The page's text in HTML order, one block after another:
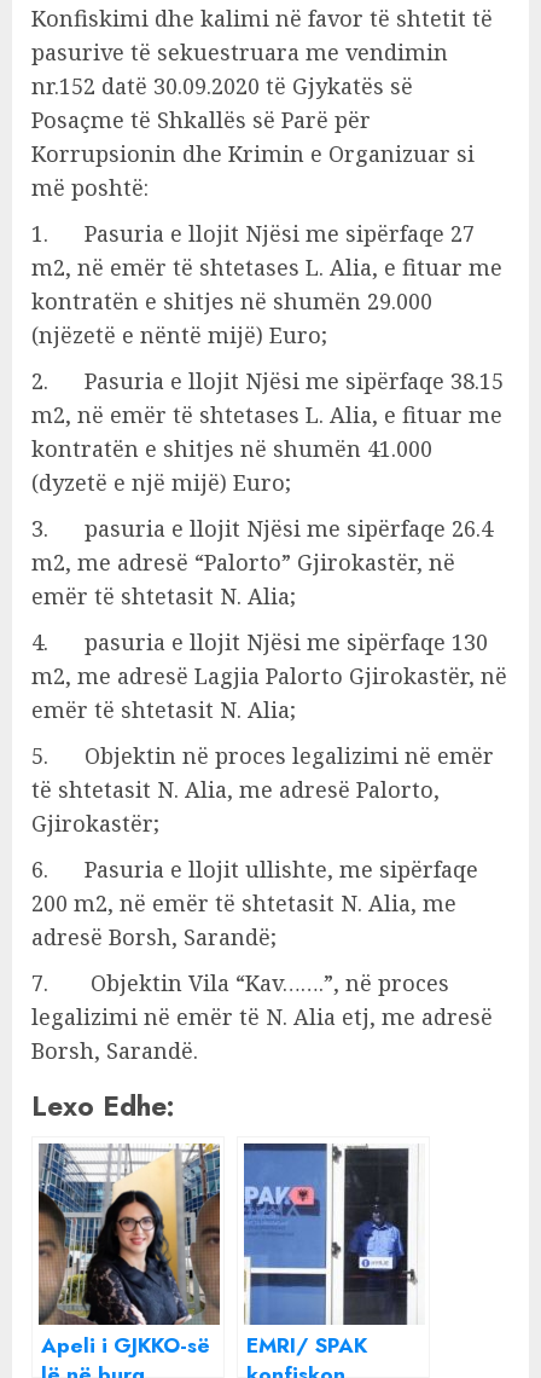
Konfiskimi dhe kalimi në favor të shtetit të
pasurive të sekuestruara me vendimin
nr.152 datë 30.09.2020 të Gjykatës së
Posaçme të Shkallës së Parë për
Korrupsionin dhe Krimin e Organizuar si
më poshtë:
1. Pasuria e llojit Njësi me sipërfaqe 27
m2, në emër të shtetases L. Alia, e fituar me
kontratën e shitjes në shumën 29.000
(njëzetë e nëntë mijë) Euro;
2. Pasuria e llojit Njësi me sipërfaqe 38.15
m2, në emër të shtetases L. Alia, e fituar me
kontratën e shitjes në shumën 41.000
(dyzetë e një mijë) Euro;
3. pasuria e llojit Njësi me sipërfaqe 26.4
m2, me adresë “Palorto” Gjirokastër, në
emër të shtetasit N. Alia;
4. pasuria e llojit Njësi me sipërfaqe 130
m2, me adresë Lagjia Palorto Gjirokastër, në
emër të shtetasit N. Alia;
5. Objektin në proces legalizimi në emër
të shtetasit N. Alia, me adresë Palorto,
Gjirokastër;
6. Pasuria e llojit ullishte, me sipërfaqe
200 m2, në emër të shtetasit N. Alia, me
adresë Borsh, Sarandë;
7. Objektin Vila “Kav…….”, në proces
legalizimi në emër të N. Alia etj, me adresë
Borsh, Sarandë.
Lexo Edhe:
Apeli i GJKKO-së
EMRI/ SPAK